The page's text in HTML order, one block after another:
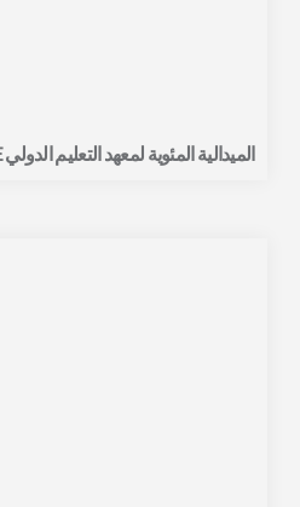
الميدالية المئوية لمعهد التعليم الدولي IIE